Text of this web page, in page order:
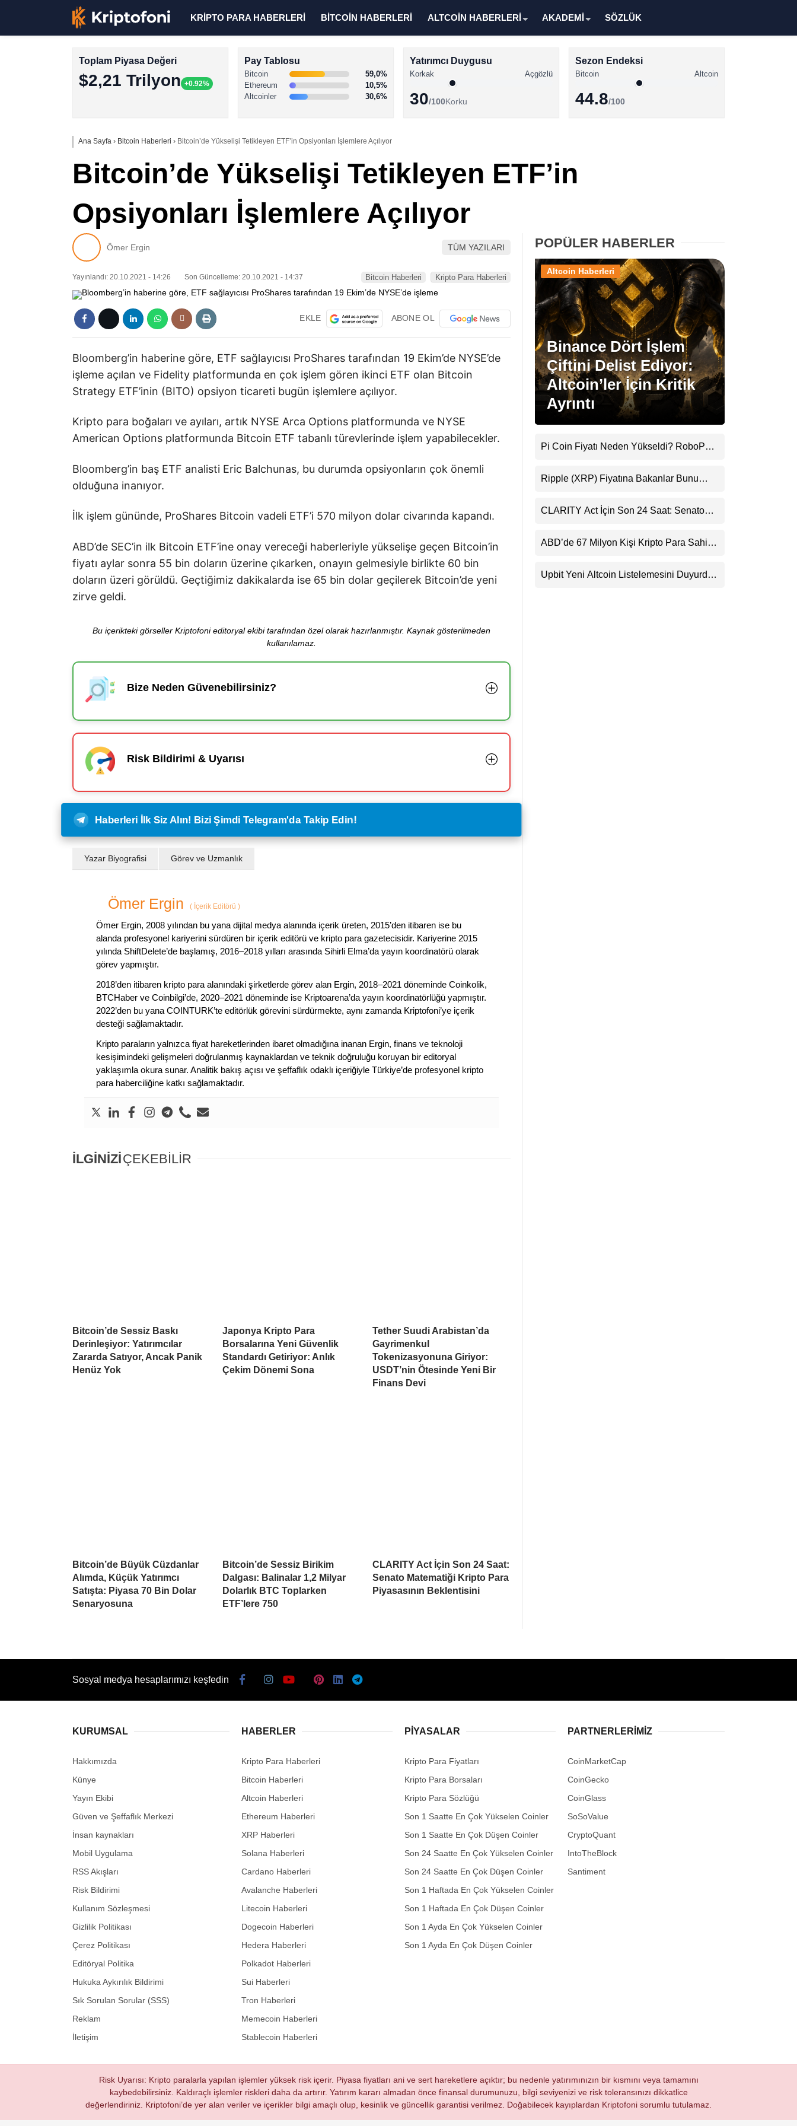
XRP Haberleri
Memecoin Haberleri
Stablecoin Haberleri
Facebook
Instagram
LinkedIn
Telegram
KRİPTO PARA HABERLERİ BİTCOİN HABERLERİ ALTCOİN HABERLERİ AKADEMİ SÖZLÜK
Toplam Piyasa Değeri
$2,21 Trilyon +0.92%
Pay Tablosu
Bitcoin
59,0%
Ethereum
10,5%
Altcoinler
30,6%
Yatırımcı Duygusu
Korkak Açgözlü
30/100Korku
Sezon Endeksi
Bitcoin Altcoin
44.8/100
Ana Sayfa › Bitcoin Haberleri › Bitcoin’de Yükselişi Tetikleyen ETF’in Opsiyonları İşlemlere Açılıyor
Bitcoin’de Yükselişi Tetikleyen ETF’in
Opsiyonları İşlemlere Açılıyor
Ömer Ergin TÜM YAZILARI
Yayınlandı: 20.10.2021 - 14:26 Son Güncelleme: 20.10.2021 - 14:37 Bitcoin Haberleri Kripto Para Haberleri
EKLE ABONE OL
Bloomberg’in haberine göre, ETF sağlayıcısı ProShares tarafından 19 Ekim’de NYSE’de
işleme açılan ve Fidelity platformunda en çok işlem gören ikinci ETF olan Bitcoin
Strategy ETF’inin (BITO) opsiyon ticareti bugün işlemlere açılıyor.
Kripto para boğaları ve ayıları, artık NYSE Arca Options platformunda ve NYSE
American Options platformunda Bitcoin ETF tabanlı türevlerinde işlem yapabilecekler.
Bloomberg’in baş ETF analisti Eric Balchunas, bu durumda opsiyonların çok önemli
olduğuna inanıyor.
İlk işlem gününde, ProShares Bitcoin vadeli ETF’i 570 milyon dolar civarında kapandı.
ABD’de SEC’in ilk Bitcoin ETF’ine onay vereceği haberleriyle yükselişe geçen Bitcoin’in
fiyatı aylar sonra 55 bin doların üzerine çıkarken, onayın gelmesiyle birlikte 60 bin
doların üzeri görüldü. Geçtiğimiz dakikalarda ise 65 bin dolar geçilerek Bitcoin’de yeni
zirve geldi.
Bu içerikteki görseller Kriptofoni editoryal ekibi tarafından özel olarak hazırlanmıştır. Kaynak gösterilmeden
kullanılamaz.
Bize Neden Güvenebilirsiniz?
Risk Bildirimi & Uyarısı
Haberleri İlk Siz Alın! Bizi Şimdi Telegram'da Takip Edin!
Yazar Biyografisi Görev ve Uzmanlık
Ömer Ergin ( İçerik Editörü )
Ömer Ergin, 2008 yılından bu yana dijital medya alanında içerik üreten, 2015’den itibaren ise bu
alanda profesyonel kariyerini sürdüren bir içerik editörü ve kripto para gazetecisidir. Kariyerine 2015
yılında ShiftDelete’de başlamış, 2016–2018 yılları arasında Sihirli Elma’da yayın koordinatörü olarak
görev yapmıştır.
2018’den itibaren kripto para alanındaki şirketlerde görev alan Ergin, 2018–2021 döneminde Coinkolik,
BTCHaber ve Coinbilgi’de, 2020–2021 döneminde ise Kriptoarena’da yayın koordinatörlüğü yapmıştır.
2022’den bu yana COINTURK’te editörlük görevini sürdürmekte, aynı zamanda Kriptofoni’ye içerik
desteği sağlamaktadır.
Kripto paraların yalnızca fiyat hareketlerinden ibaret olmadığına inanan Ergin, finans ve teknoloji
kesişimindeki gelişmeleri doğrulanmış kaynaklardan ve teknik doğruluğu koruyan bir editoryal
yaklaşımla okura sunar. Analitik bakış açısı ve şeffaflık odaklı içeriğiyle Türkiye’de profesyonel kripto
para haberciliğine katkı sağlamaktadır.
İLGİNİZİÇEKEBİLİR
Bitcoin’de Sessiz Baskı
Derinleşiyor: Yatırımcılar
Zararda Satıyor, Ancak Panik
Henüz Yok
Japonya Kripto Para
Borsalarına Yeni Güvenlik
Standardı Getiriyor: Anlık
Çekim Dönemi Sona
Tether Suudi Arabistan’da
Gayrimenkul
Tokenizasyonuna Giriyor:
USDT’nin Ötesinde Yeni Bir
Finans Devi
Bitcoin’de Büyük Cüzdanlar
Alımda, Küçük Yatırımcı
Satışta: Piyasa 70 Bin Dolar
Senaryosuna
Bitcoin’de Sessiz Birikim
Dalgası: Balinalar 1,2 Milyar
Dolarlık BTC Toplarken
ETF’lere 750
CLARITY Act İçin Son 24 Saat:
Senato Matematiği Kripto Para
Piyasasının Beklentisini
POPÜLER HABERLER
Binance Dört İşlem
Çiftini Delist Ediyor:
Altcoin’ler İçin Kritik
Ayrıntı
Altcoin Haberleri
Pi Coin Fiyatı Neden Yükseldi? RoboPay
Destekledi
Ripple (XRP) Fiyatına Bakanlar Bunu
Uyarı
CLARITY Act İçin Son 24 Saat: Senato
Beklentisini Bozabilir
ABD’de 67 Milyon Kişi Kripto Para Sahibi:
Upbit Yeni Altcoin Listelemesini Duyurdu:
Sosyal medya hesaplarımızı keşfedin
KURUMSAL
Hakkımızda
Künye
Yayın Ekibi
Güven ve Şeffaflık Merkezi
İnsan kaynakları
Mobil Uygulama
RSS Akışları
Risk Bildirimi
Kullanım Sözleşmesi
Gizlilik Politikası
Çerez Politikası
Editöryal Politika
Hukuka Aykırılık Bildirimi
Sık Sorulan Sorular (SSS)
Reklam
İletişim
HABERLER
Kripto Para Haberleri
Bitcoin Haberleri
Altcoin Haberleri
Ethereum Haberleri
XRP Haberleri
Solana Haberleri
Cardano Haberleri
Avalanche Haberleri
Litecoin Haberleri
Dogecoin Haberleri
Hedera Haberleri
Polkadot Haberleri
Sui Haberleri
Tron Haberleri
Memecoin Haberleri
Stablecoin Haberleri
PIYASALAR
Kripto Para Fiyatları
Kripto Para Borsaları
Kripto Para Sözlüğü
Son 1 Saatte En Çok Yükselen Coinler
Son 1 Saatte En Çok Düşen Coinler
Son 24 Saatte En Çok Yükselen Coinler
Son 24 Saatte En Çok Düşen Coinler
Son 1 Haftada En Çok Yükselen Coinler
Son 1 Haftada En Çok Düşen Coinler
Son 1 Ayda En Çok Yükselen Coinler
Son 1 Ayda En Çok Düşen Coinler
PARTNERLERIMIZ
CoinMarketCap
CoinGecko
CoinGlass
SoSoValue
CryptoQuant
IntoTheBlock
Santiment
Risk Uyarısı: Kripto paralarla yapılan işlemler yüksek risk içerir. Piyasa fiyatları ani ve sert hareketlere açıktır; bu nedenle yatırımınızın bir kısmını veya tamamını
kaybedebilirsiniz. Kaldıraçlı işlemler riskleri daha da artırır. Yatırım kararı almadan önce finansal durumunuzu, bilgi seviyenizi ve risk toleransınızı dikkatlice
değerlendiriniz. Kriptofoni’de yer alan veriler ve içerikler bilgi amaçlı olup, kesinlik ve güncellik garantisi verilmez. Doğabilecek kayıplardan Kriptofoni sorumlu tutulamaz.